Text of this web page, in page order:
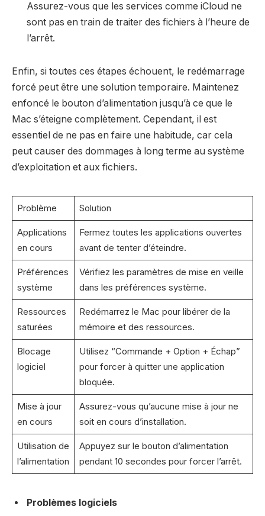
Assurez-vous que les services comme iCloud ne
sont pas en train de traiter des fichiers à l’heure de
l’arrêt.
Enfin, si toutes ces étapes échouent, le redémarrage
forcé peut être une solution temporaire. Maintenez
enfoncé le bouton d’alimentation jusqu’à ce que le
Mac s’éteigne complètement. Cependant, il est
essentiel de ne pas en faire une habitude, car cela
peut causer des dommages à long terme au système
d’exploitation et aux fichiers.
Problème Solution
Applications
en cours
Fermez toutes les applications ouvertes
avant de tenter d’éteindre.
Préférences
système
Vérifiez les paramètres de mise en veille
dans les préférences système.
Ressources
saturées
Redémarrez le Mac pour libérer de la
mémoire et des ressources.
Blocage
logiciel
Utilisez “Commande + Option + Échap”
pour forcer à quitter une application
bloquée.
Mise à jour
en cours
Assurez-vous qu’aucune mise à jour ne
soit en cours d’installation.
Utilisation de
l’alimentation
Appuyez sur le bouton d’alimentation
pendant 10 secondes pour forcer l’arrêt.
Problèmes logiciels